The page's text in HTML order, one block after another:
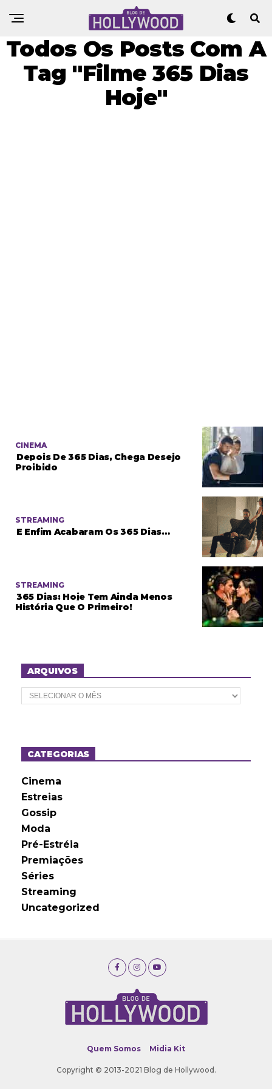
Todos Os Posts Com A
Tag "Filme 365 Dias
Hoje"
CINEMA
Depois De 365 Dias, Chega Desejo
Proibido
STREAMING
E Enfim Acabaram Os 365 Dias…
STREAMING
365 Dias: Hoje Tem Ainda Menos
História Que O Primeiro!
ARQUIVOS
A
r
o
sCATEGORIAS
Cinema
Estreias
Gossip
Moda
Pré-Estréia
Premiações
Séries
Streaming
Uncategorized
Quem Somos Midia Kit
Copyright © 2013-2021 Blog de Hollywood.